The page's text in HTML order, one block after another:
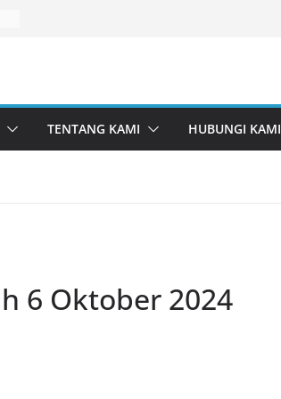
TENTANG KAMI HUBUNGI KAMI
6 Oktober 2024